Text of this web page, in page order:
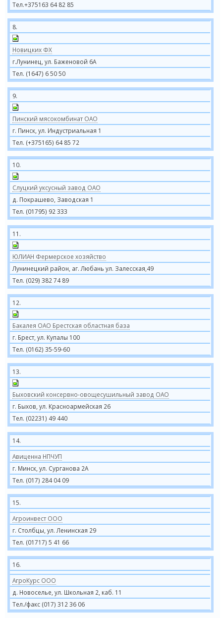
Тел.+375163 64 82 85
8.
Новицких ФХ
г.Лунинец, ул. Баженовой 6А
Тел. (1647) 6 50 50
9.
Пинский мясокомбинат ОАО
г. Пинск, ул. Индустриальная 1
Тел. (+375165) 64 85 72
10.
Слуцкий уксусный завод ОАО
д. Покрашево, Заводская 1
Тел. (01795) 92 333
11.
ЮЛИАН Фермерское хозяйство
Лунинецкий район, аг. Любань ул. Залесская,49
Тел. (029) 382 74 89
12.
Бакалея ОАО Брестская областная база
г. Брест, ул. Купалы 100
Тел. (0162) 35-59-60
13.
Быховский консервно-овощесушильный завод ОАО
г. Быхов, ул. Красноармейская 26
Тел. (02231) 49 440
14.
Авиценна НПЧУП
г. Минск, ул. Сурганова 2А
Тел. (017) 284 04 09
15.
Агроинвест ООО
г. Столбцы, ул. Ленинская 29
Тел. (01717) 5 41 66
16.
АгроКурс ООО
д. Новоселье, ул. Школьная 2, каб. 11
Тел./факс (017) 312 36 06